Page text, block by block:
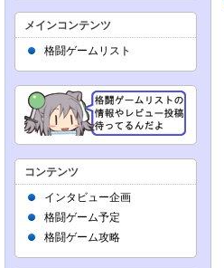
メインコンテンツ
格闘ゲームリスト
コンテンツ
インタビュー企画
格闘ゲーム予定
格闘ゲーム攻略